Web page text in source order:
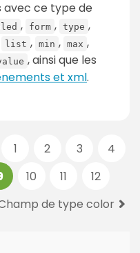
ce type de
, form , type ,
list , min , max ,
, ainsi que les
et xml.
1 2 3
4
10 11
12
de type color